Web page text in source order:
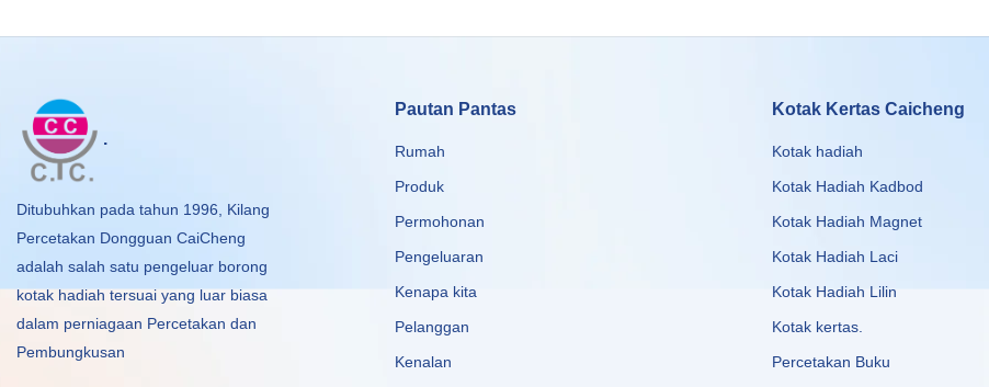
.
Ditubuhkan pada tahun 1996, Kilang
Percetakan Dongguan CaiCheng
adalah salah satu pengeluar borong
kotak hadiah tersuai yang luar biasa
dalam perniagaan Percetakan dan
Pembungkusan
Pautan Pantas
Rumah
Produk
Permohonan
Pengeluaran
Kenapa kita
Pelanggan
Kenalan
Kotak Kertas Caicheng
Kotak hadiah
Kotak Hadiah Kadbod
Kotak Hadiah Magnet
Kotak Hadiah Laci
Kotak Hadiah Lilin
Kotak kertas
Percetakan Buku